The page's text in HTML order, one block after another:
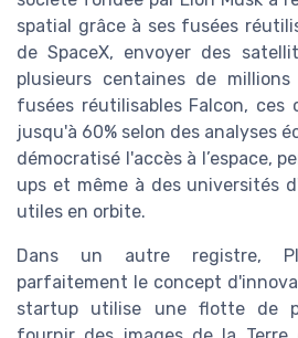
spatial grâce à ses fusées
de SpaceX, envoyer des
plusieurs centaines de
fusées réutilisables Falcon,
jusqu'à 60% selon des analyses
démocratisé l'accès à l’espace,
ups et même à des universités
utiles en orbite.
Dans un autre registre,
parfaitement le concept
startup utilise une flotte de